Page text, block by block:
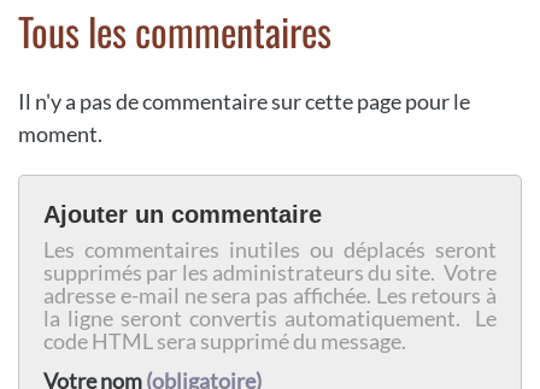
Tous les commentaires
Il n'y a pas de commentaire sur cette page pour le
moment.
Ajouter un commentaire
Les commentaires inutiles ou déplacés seront
supprimés par les administrateurs du site. Votre
adresse e-mail ne sera pas affichée. Les retours à
la ligne seront convertis automatiquement. Le
code HTML sera supprimé du message.
Votre nom(obligatoire)